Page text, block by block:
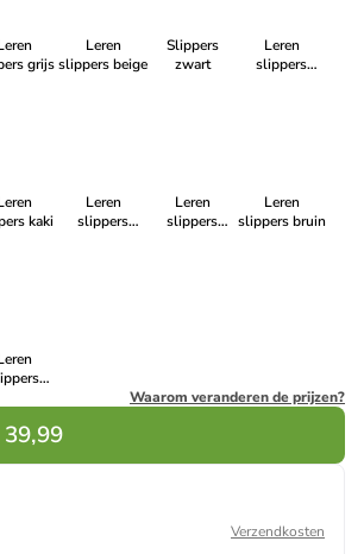
grijs
Leren
slippers beige
Slippers
zwart
Leren
slippers
kaki
Leren
slippers
Leren
slippers
Leren
slippers bruin
Waarom veranderen de prijzen?
Verzendkosten